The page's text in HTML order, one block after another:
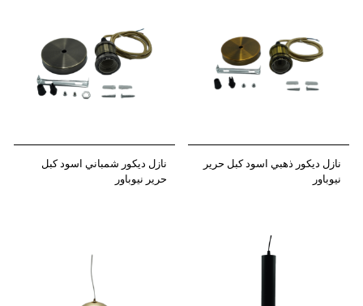
نازل ديكور ذهبي اسود كبل حرير
نيوباور
نازل ديكور شمباني اسود كبل
حرير نيوباور